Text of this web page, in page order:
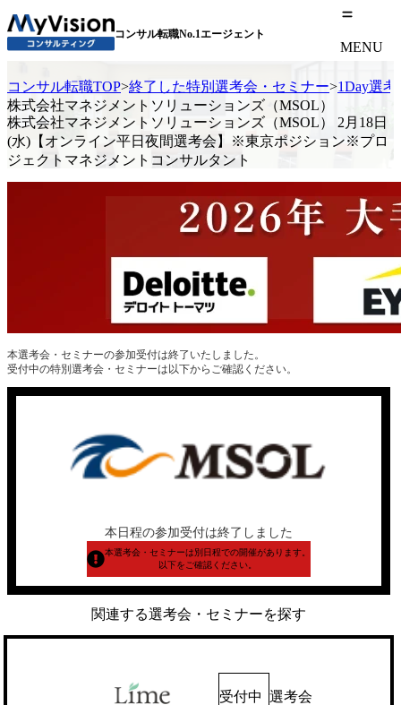
コンサル転職No.1エージェント
MENU
コンサル転職TOP>終了した特別選考会・セミナー>1Day選考
株式会社マネジメントソリューションズ（MSOL）
株式会社マネジメントソリューションズ（MSOL） 2月18日
(水)【オンライン平日夜間選考会】※東京ポジション※プロ
ジェクトマネジメントコンサルタント
本選考会・セミナーの参加受付は終了いたしました。
受付中の特別選考会・セミナーは以下からご確認ください。
本日程の参加受付は終了しました
本選考会・セミナーは別日程での開催があります。
以下をご確認ください。
関連する選考会・セミナーを探す
受付中 選考会